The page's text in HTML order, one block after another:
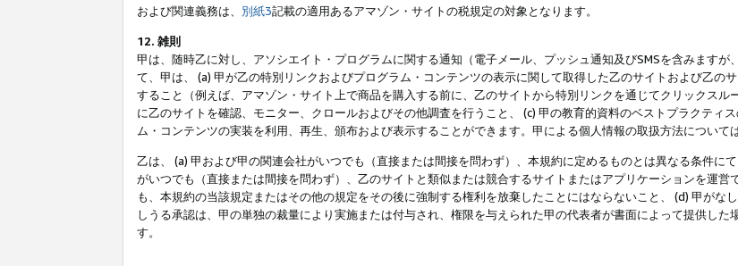
および関連義務は、 別紙3記載の適用あるアマゾン・サイトの税規定の対象となります。
12. 雑則
甲は、随時乙に対し、アソシエイト・プログラムに関する通知（電子メール、プッシュ通知及びSMSを含みます
て、甲は、 (a) 甲が乙の特別リンクおよびプログラム・コンテンツの表示に関して取得した乙のサイトおよび乙の
すること（例えば、アマゾン・サイト上で商品を購入する前に、乙のサイトから特別リンクを通じてクリックス
に乙のサイトを確認、モニター、クロールおよびその他調査を行うこと、 (c) 甲の教育的資料のベストプラクティ
ム・コンテンツの実装を利用、再生、頒布および表示することができます。甲による個人情報の取扱方法については
乙は、 (a) 甲および甲の関連会社がいつでも（直接または間接を問わず）、本規約に定めるものとは異なる条件に
がいつでも（直接または間接を問わず）、乙のサイトと類似または競合するサイトまたはアプリケーションを運
も、本規約の当該規定またはその他の規定をその後に強制する権利を放棄したことにはならないこと、 (d) 甲がな
しうる承認は、甲の単独の裁量により実施または付与され、権限を与えられた甲の代表者が書面によって提供し
す。